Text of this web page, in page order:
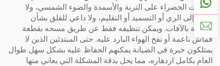
للنباتات الخضراء على التربة والأسمدة والضوء الشمسي، ولا
يحتاج إلى الري أو التسميد أو التقليم، ولا داعي للقلق بشأن
الإصابة بالآفات. ويمكن تنظيفه فقط عن طريق مسحه بقطعة
قماش ناعمة أو نفخ الهواء البارد عليه. حتى المبتدئين الذين لا
يمتلكون خبرة في الصيانة يمكنهم الحفاظ عليه بشكل سهل طوال
العام بكامل ازدهاره، مما يحل بدقة المشكلة التي يعاني منها